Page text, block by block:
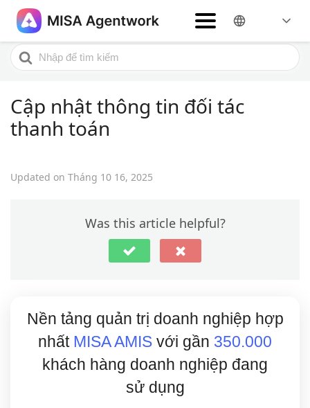
Home
Hướng dẫn nghiệp vụ
Cập nhật thông tin đối tác thanh toán
Search
For
Cập nhật thông tin đối tác
thanh toán
Updated on Tháng 10 16, 2025
Was this article helpful?
Nền tảng quản trị doanh nghiệp hợp
nhất MISA AMIS với gần 350.000
khách hàng doanh nghiệp đang
sử dụng